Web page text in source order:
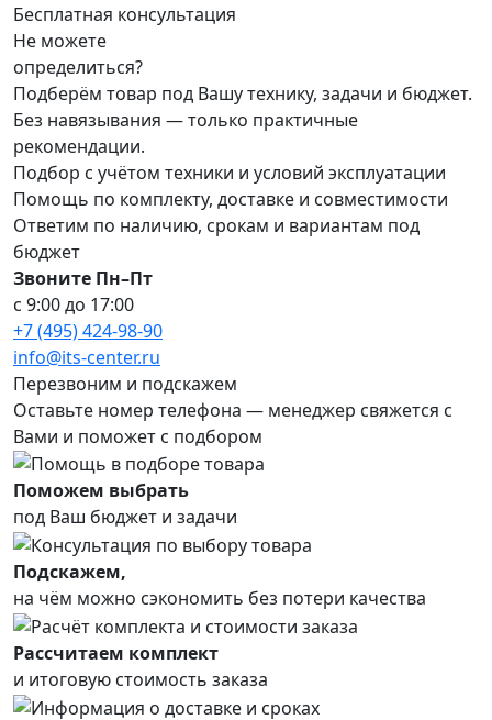
Бесплатная консультация
Не можете
определиться?
Подберём товар под Вашу технику, задачи и бюджет.
Без навязывания — только практичные
рекомендации.
Подбор с учётом техники и условий эксплуатации
Помощь по комплекту, доставке и совместимости
Ответим по наличию, срокам и вариантам под
бюджет
Звоните Пн–Пт
с 9:00 до 17:00
+7 (495) 424-98-90
info@its-center.ru
Перезвоним и подскажем
Оставьте номер телефона — менеджер свяжется с
Вами и поможет с подбором
Поможем выбрать
под Ваш бюджет и задачи
Подскажем,
на чём можно сэкономить без потери качества
Рассчитаем комплект
и итоговую стоимость заказа